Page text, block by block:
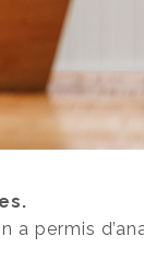
a permis